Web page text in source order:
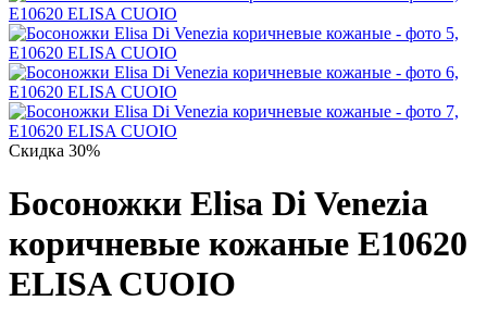
Скидка 30%
Босоножки Elisa Di Venezia
коричневые кожаные E10620
ELISA CUOIO